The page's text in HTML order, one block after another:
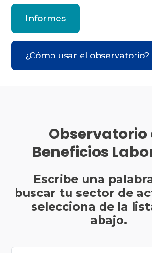
Informes
Observatorio
Beneficios
Escribe una
buscar tu sector de
selecciona de la
abajo.